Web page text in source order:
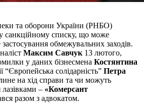
та оборони України (РНБО)
санкційному списку, що може
обмежувальних заходів.
Максим Савчук 13 лютого,
у даних бізнесмена Костянтина
“Європейська солідарність” Петра
на хід справи та чи можуть
– «Комерсант
разом з адвокатом.